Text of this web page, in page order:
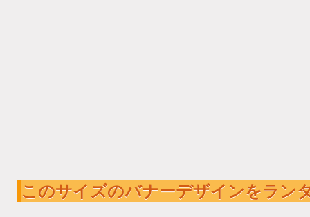
このサイズのバナーデザインをラン